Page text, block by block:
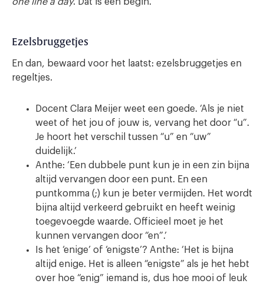
Ezelsbruggetjes
En dan, bewaard voor het laatst: ezelsbruggetjes en
regeltjes.
Docent Clara Meijer weet een goede. ‘Als je niet
weet of het jou of jouw is, vervang het door “u”.
Je hoort het verschil tussen “u” en “uw”
duidelijk.’
Anthe: ‘Een dubbele punt kun je in een zin bijna
altijd vervangen door een punt. En een
puntkomma (;) kun je beter vermijden. Het wordt
bijna altijd verkeerd gebruikt en heeft weinig
toegevoegde waarde. Officieel moet je het
kunnen vervangen door “en”.’
Is het ‘enige’ of ‘enigste’? Anthe: ‘Het is bijna
altijd enige. Het is alleen “enigste” als je het hebt
over hoe “enig” iemand is, dus hoe mooi of leuk